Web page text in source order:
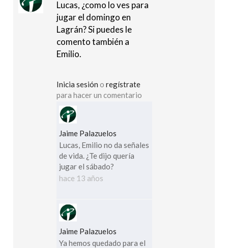
Lucas, ¿como lo ves para
jugar el domingo en
Lagrán? Si puedes le
comento también a
Emilio.
Inicia sesión oregístrate
para hacer un comentario
Jaime Palazuelos
Lucas, Emilio no da señales
de vida. ¿Te dijo quería
jugar el sábado?
hace 13 años
Jaime Palazuelos
Ya hemos quedado para el